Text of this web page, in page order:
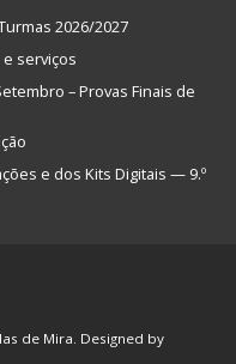
2026/2027
serviços
– Provas Finais de
e dos Kits Digitais — 9.º
de Mira. Designed by